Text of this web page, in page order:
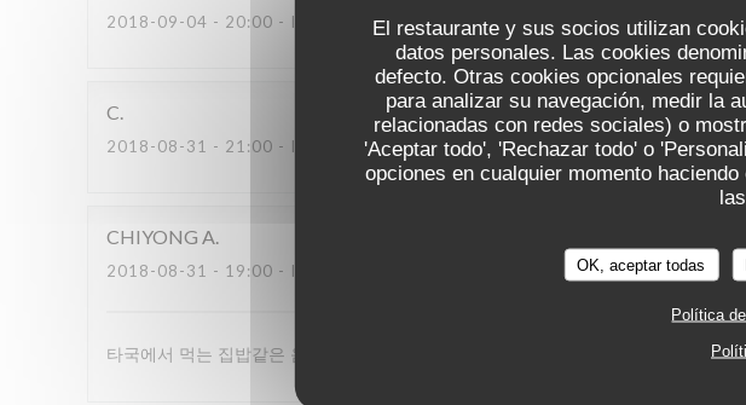
El restaurante y sus socios utilizan
datos personales. Las cookies
defecto. Otras cookies opcionales
para analizar su navegación, medir la
relacionadas con redes sociales) o
'Aceptar todo', 'Rechazar todo' o
opciones en cualquier momento
OK, aceptar todas
Política
2018-09-04 - 20:00 - INVITADOS 3 SERVICIO: 4/5
C
2018-08-31 - 21:00 - INVITADOS 3 SERVICIO : 5/5
CHIYONG A
2018-08-31 - 19:00 - INVITADOS 2 SERVICIO : 5/5
타국에서 먹는 집밥같은 음식들! 여행지의 레스토랑과의 비교할 수 넚는 맛과 서비스